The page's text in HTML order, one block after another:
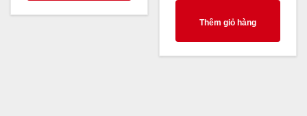
Thêm giỏ hàng